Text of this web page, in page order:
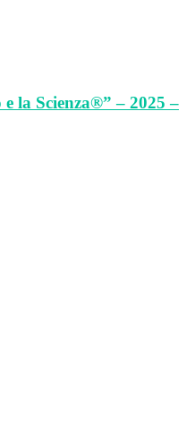
la Scienza®” – 2025 –